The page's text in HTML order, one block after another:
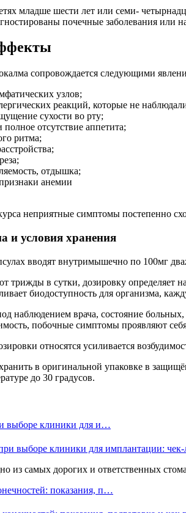
младше шести лет или семи-
почечные заболевания или
сопровождается следующими
узлов;
реакций, которые не
сухости во рту;
отсутствие аппетита;
ритма;
отдышка;
анемии
неприятные симптомы постепенно
и условия хранения
вводят внутримышечно по 100мг
трижды в сутки, дозировку определяет
биодоступность для организма,
наблюдением врача, состояние
побочные симптомы проявляют
относятся усиливается
в оригинальной упаковке в
до 30 градусов.
выборе клиники для и…
из самых дорогих и ответственных
показания, п…